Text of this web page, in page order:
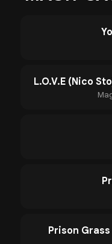
L.O.V.E (Nico
Prison